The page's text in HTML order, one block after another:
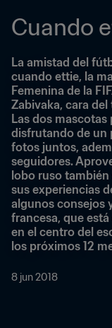
Cuando
La amistad del
cuando ettie, la
Femenina de la
Zabivaka, cara
Las dos
disfrutando de un
fotos juntos,
seguidores.
lobo ruso
sus experiencias
algunos consejos
francesa, que
en el centro del
los próximos 12
8 jun 2018